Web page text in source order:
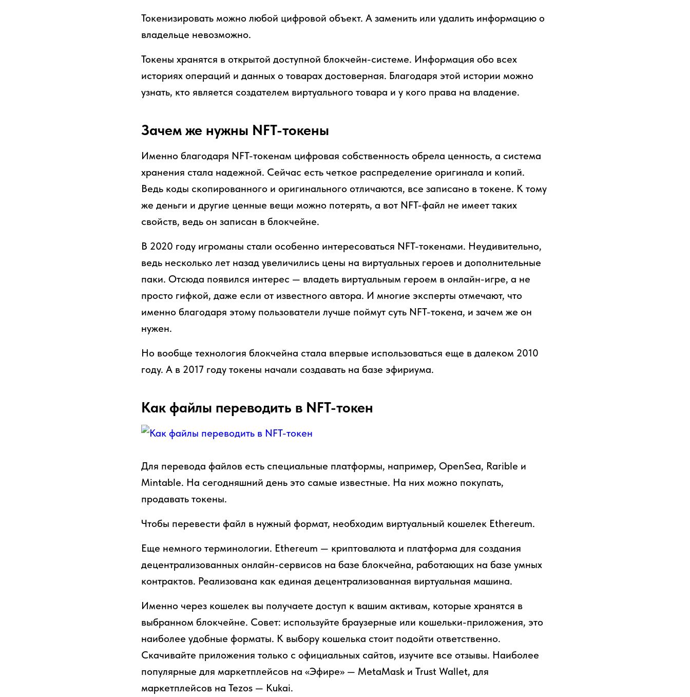
Токенизировать можно любой цифровой объект. А заменить или удалить информацию о
владельце невозможно.
Токены хранятся в открытой доступной блокчейн-системе. Информация обо всех
историях операций и данных о товарах достоверная. Благодаря этой истории можно
узнать, кто является создателем виртуального товара и у кого права на владение.
Зачем же нужны NFT-токены
Именно благодаря NFT-токенам цифровая собственность обрела ценность, а система
хранения стала надежной. Сейчас есть четкое распределение оригинала и копий.
Ведь коды скопированного и оригинального отличаются, все записано в токене. К тому
же деньги и другие ценные вещи можно потерять, а вот NFT-файл не имеет таких
свойств, ведь он записан в блокчейне.
В 2020 году игроманы стали особенно интересоваться NFT-токенами. Неудивительно,
ведь несколько лет назад увеличились цены на виртуальных героев и дополнительные
паки. Отсюда появился интерес — владеть виртуальным героем в онлайн-игре, а не
просто гифкой, даже если от известного автора. И многие эксперты отмечают, что
именно благодаря этому пользователи лучше поймут суть NFT-токена, и зачем же он
нужен.
Но вообще технология блокчейна стала впервые использоваться еще в далеком 2010
году. А в 2017 году токены начали создавать на базе эфириума.
Как файлы переводить в NFT-токен
Для перевода файлов есть специальные платформы, например, OpenSea, Rarible и
Mintable. На сегодняшний день это самые известные. На них можно покупать,
продавать токены.
Чтобы перевести файл в нужный формат, необходим виртуальный кошелек Ethereum.
Еще немного терминологии. Ethereum — криптовалюта и платформа для создания
децентрализованных онлайн-сервисов на базе блокчейна, работающих на базе умных
контрактов. Реализована как единая децентрализованная виртуальная машина.
Именно через кошелек вы получаете доступ к вашим активам, которые хранятся в
выбранном блокчейне. Совет: используйте браузерные или кошельки-приложения, это
наиболее удобные форматы. К выбору кошелька стоит подойти ответственно.
Скачивайте приложения только с официальных сайтов, изучите все отзывы. Наиболее
популярные для маркетплейсов на «Эфире» — MetaMask и Trust Wallet, для
маркетплейсов на Tezos — Kukai.